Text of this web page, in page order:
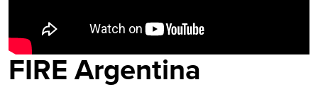
FIRE Argentina